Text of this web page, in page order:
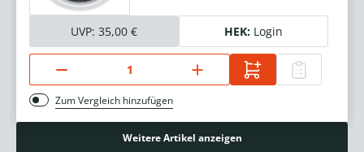
UVP: 35,00 € HEK: Login
Zum Vergleich hinzufügen
Weitere Artikel anzeigen